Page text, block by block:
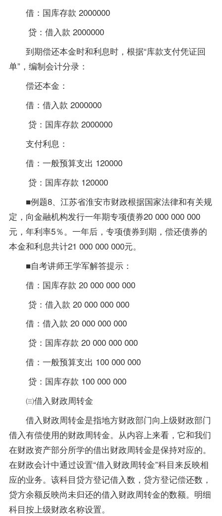
借：国库存款 2000000
贷：借入款 2000000
到期偿还本金时和利息时，根据“库款支付凭证回
单”，编制会计分录：
偿还本金：
借：借入款 2000000
贷：国库存款 2000000
支付利息：
借：一般预算支出 120000
贷：国库存款 120000
■例题8、江苏省淮安市财政根据国家法律和有关规
定，向金融机构发行一年期专项债券20 000 000 000
元，年利率5％。一年后，专项债券到期，偿还债券的
本金和利息共计21 000 000 000元。
■自考讲师王学军解答提示：
借：国库存款 20 000 000 000
贷：借入款 20 000 000 000
借：借入款 20 000 000 000
贷：国库存款 20 000 000 000
借：一般预算支出 100 000 000
贷：国库存款 100 000 000
㈢借入财政周转金
借入财政周转金是指地方财政部门向上级财政部门
借入有偿使用的财政周转金。从内容上来看，它和我们
在财政资产部分所学的借出财政周转金是保持对应的。
在财政会计中通过设置“借入财政周转金”科目来反映相
应的业务。该科目贷方登记借入数，贷方登记偿还数，
贷方余额反映尚未归还的借入财政周转金的数额。明细
科目按上级财政名称设置。